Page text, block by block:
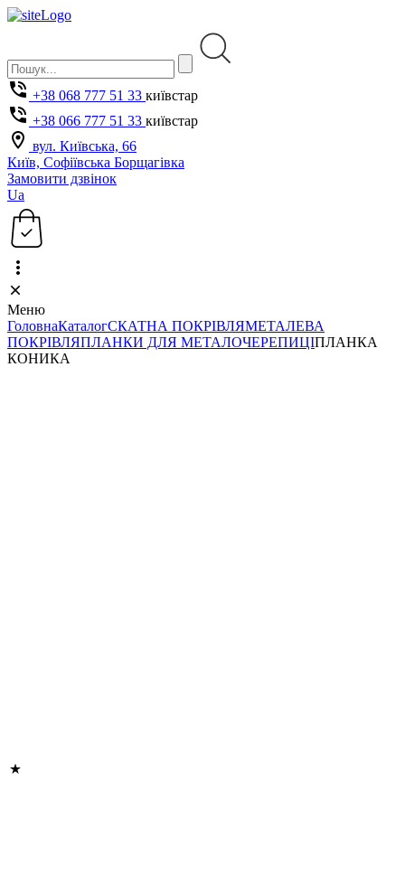
+38 068 777 51 33 київстар
+38 066 777 51 33 київстар
вул. Київська, 66
Київ, Софіївська Борщагівка
Замовити дзвінок
Ua
Меню
ГоловнаКаталогСКАТНА ПОКРІВЛЯМЕТАЛЕВА
ПОКРІВЛЯПЛАНКИ ДЛЯ МЕТАЛОЧЕРЕПИЦІПЛАНКА
КОНИКА